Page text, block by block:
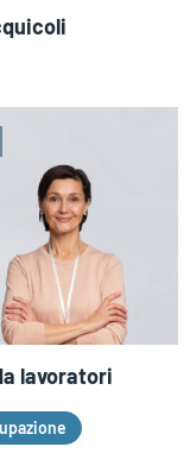
lavoratori